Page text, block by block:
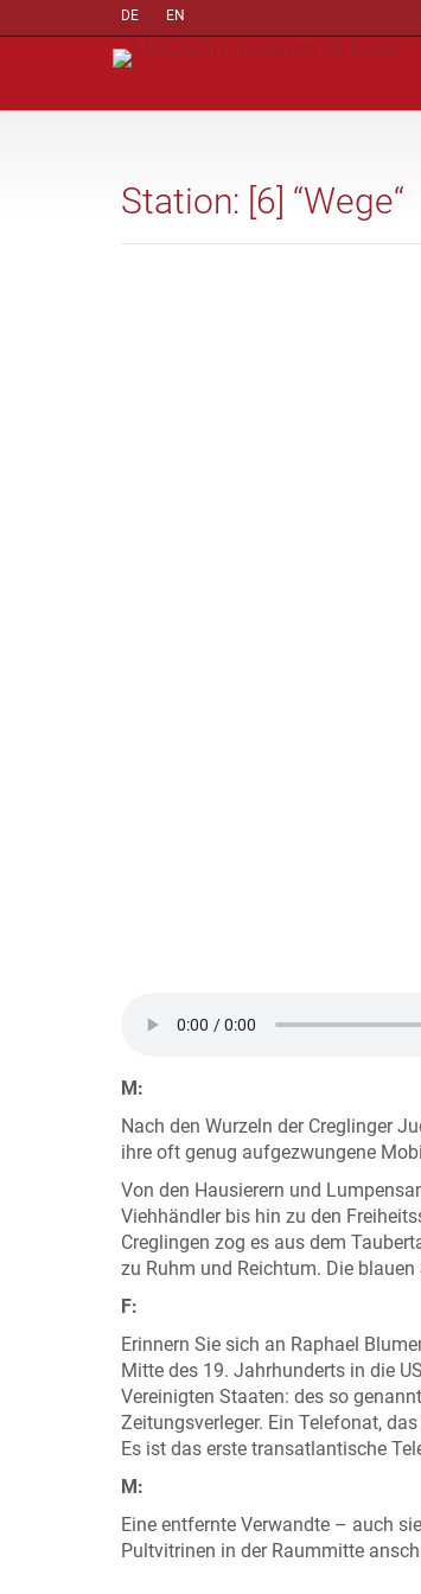
DE EN
Station: [6] “Wege“
M:
Nach den Wurzeln der Creglinger
ihre oft genug aufgezwungene
Von den Hausierern und
Viehhändler bis hin zu den
Creglingen zog es aus dem
zu Ruhm und Reichtum. Die
F:
Erinnern Sie sich an Raphael
Mitte des 19. Jahrhunderts in die
Vereinigten Staaten: des so
Zeitungsverleger. Ein Telefonat,
Es ist das erste transatlantische
M:
Eine entfernte Verwandte – auch
Pultvitrinen in der Raummitte